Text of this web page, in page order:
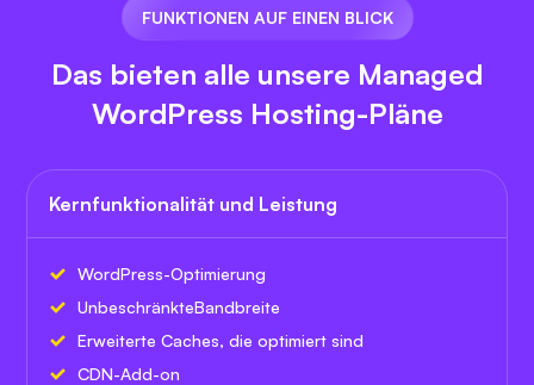
FUNKTIONEN AUF EINEN BLICK
Das bieten alle unsere Managed
WordPress Hosting-Pläne
Kernfunktionalität und Leistung
WordPress-Optimierung
UnbeschränkteBandbreite
Erweiterte Caches, die optimiert sind
CDN-Add-on